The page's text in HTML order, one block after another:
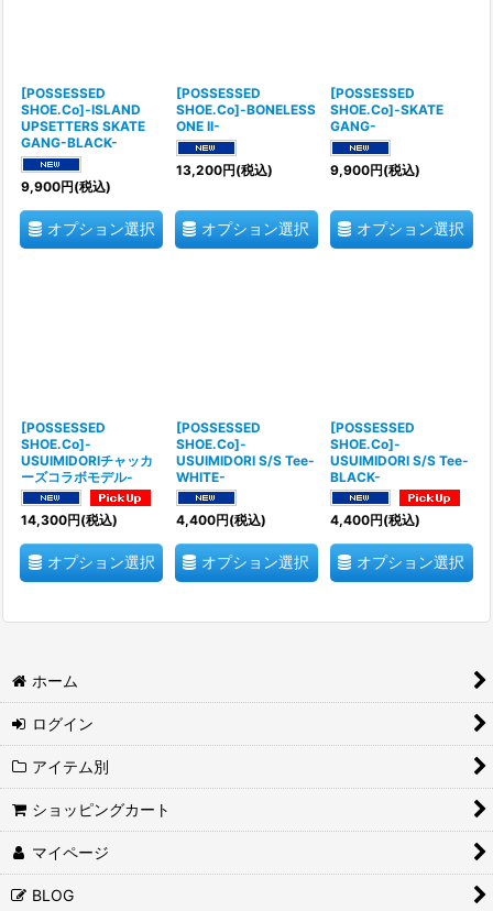
[POSSESSED
SHOE.Co]-ISLAND
UPSETTERS SKATE
GANG-BLACK-
9,900円(税込)
オプション選択
[POSSESSED
SHOE.Co]-BONELESS
ONE II-
13,200円(税込)
オプション選択
[POSSESSED
SHOE.Co]-SKATE
GANG-
9,900円(税込)
オプション選択
[POSSESSED
SHOE.Co]-
USUIMIDORIチャッカ
ーズコラボモデル-
14,300円(税込)
オプション選択
[POSSESSED
SHOE.Co]-
USUIMIDORI S/S Tee-
WHITE-
4,400円(税込)
オプション選択
[POSSESSED
SHOE.Co]-
USUIMIDORI S/S Tee-
BLACK-
4,400円(税込)
オプション選択
ホーム
ログイン
アイテム別
ショッピングカート
マイページ
BLOG